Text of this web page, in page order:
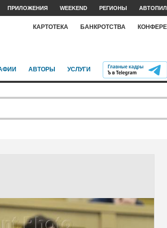
ПРИЛОЖЕНИЯ WEEKEND РЕГИОНЫ
КАРТОТЕКА БАНКРОТСТВА
АВТОРЫ УСЛУГИ